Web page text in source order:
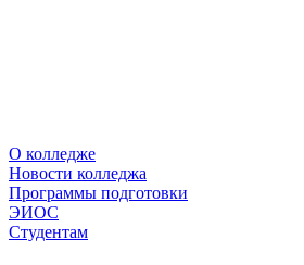
О колледже
Новости колледжа
Программы подготовки
ЭИОС
Студентам